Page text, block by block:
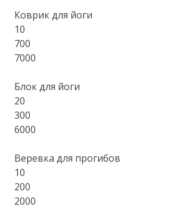
Коврик для йоги
10
700
7000
Блок для йоги
20
300
6000
Веревка для прогибов
10
200
2000